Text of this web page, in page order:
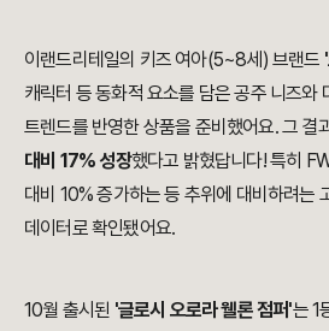
이랜드리테일의 키즈 여아(5~8세) 브랜드
캐릭터 등 동화적 요소를 담은 공주 니즈와
트렌드를 반영한 상품을 준비했어요. 그 결
대비 17% 성장했다고 밝혔답니다! 특히
대비 10% 증가하는 등 추위에 대비하려는
데이터로 확인됐어요.
10월 출시된 '글로시 오로라 웰론 점퍼'는 1